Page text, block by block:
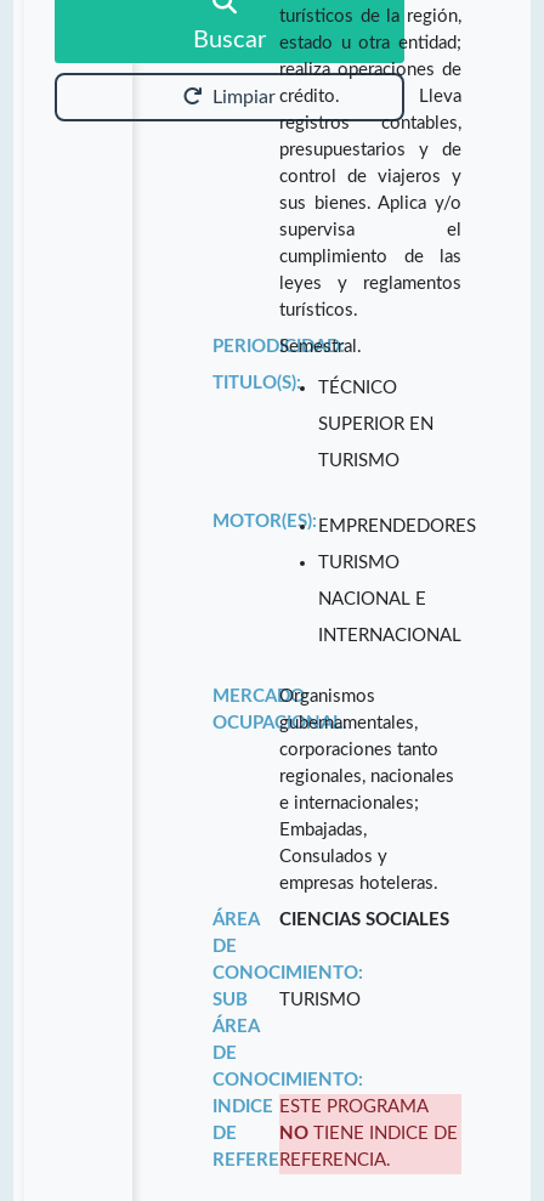
Buscar
Limpiar
turísticos de la región,
estado u otra entidad;
realiza operaciones de
crédito. Lleva
registros contables,
presupuestarios y de
control de viajeros y
sus bienes. Aplica y/o
supervisa el
cumplimiento de las
leyes y reglamentos
turísticos.
PERIODICIDAD:
Semestral.
TITULO(S):
TÉCNICO
SUPERIOR EN
TURISMO
MOTOR(ES): EMPRENDEDORES
TURISMO
NACIONAL E
INTERNACIONAL
MERCADO
OCUPACIONAL:
Organismos
gubernamentales,
corporaciones tanto
regionales, nacionales
e internacionales;
Embajadas,
Consulados y
empresas hoteleras.
ÁREA
DE
CONOCIMIENTO:
CIENCIAS SOCIALES
SUB
ÁREA
DE
CONOCIMIENTO:
TURISMO
INDICE
DE
REFERENCIA:
ESTE PROGRAMA
NO TIENE INDICE DE
REFERENCIA.